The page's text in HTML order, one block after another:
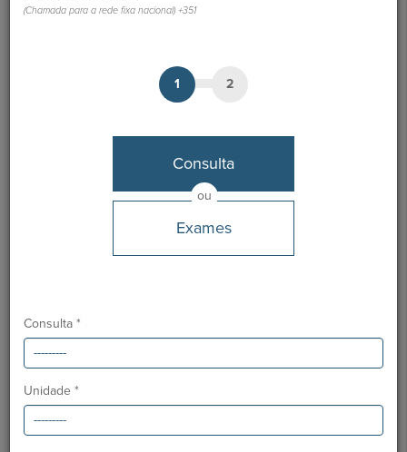
(Chamada para a rede fixa nacional) +351
1 2
ou
Consulta
Exames
Consulta *
Unidade *
Dr. João Pinho
MARCAÇÃO
Hospital São Camilo - Portimão
Desde
Ordem dos Médicos: 44513
Especialidade: